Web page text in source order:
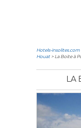
Hotels-insolites.com
Houat> La Boite à
LA